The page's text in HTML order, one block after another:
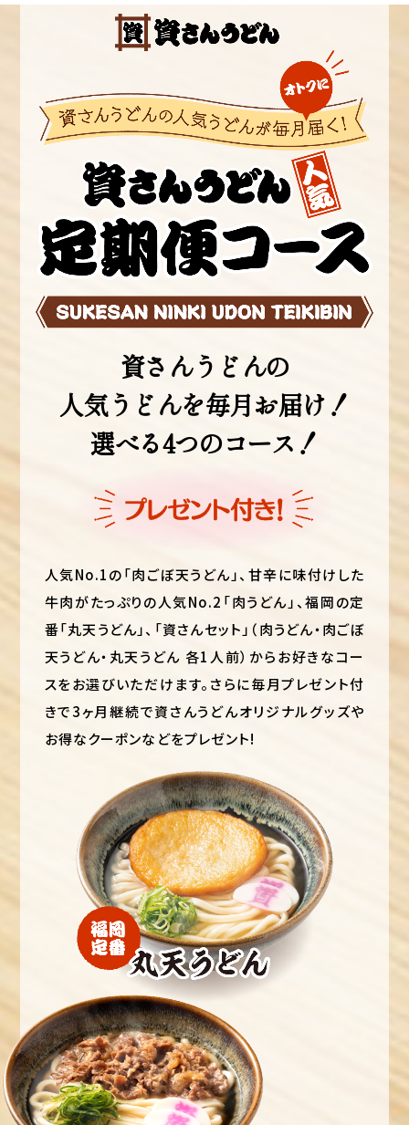
資さんうどんの
人気うどんを毎月お届け！
選べる4つのコース！
人気No.1の「肉ごぼ天うどん」、甘辛に味付けした
牛肉がたっぷりの人気No.2「肉うどん」、福岡の定
番「丸天うどん」、「資さんセット」（肉うどん・肉ごぼ
天うどん・丸天うどん 各1人前）からお好きなコー
スをお選びいただけます。さらに毎月プレゼント付
きで3ヶ月継続で資さんうどんオリジナルグッズや
お得なクーポンなどをプレゼント!